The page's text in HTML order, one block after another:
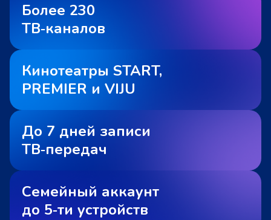
Более 230
ТВ‑каналов
Кинотеатры START,
PREMIER и VIJU
До 7 дней записи
ТВ‑передач
Семейный аккаунт
до 5‑ти устройств